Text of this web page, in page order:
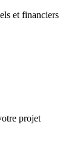
et financiers
projet